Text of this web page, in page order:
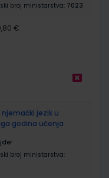
broj ministarstva: 7023
€
njemački jezik u
godina učenja
broj ministarstva: